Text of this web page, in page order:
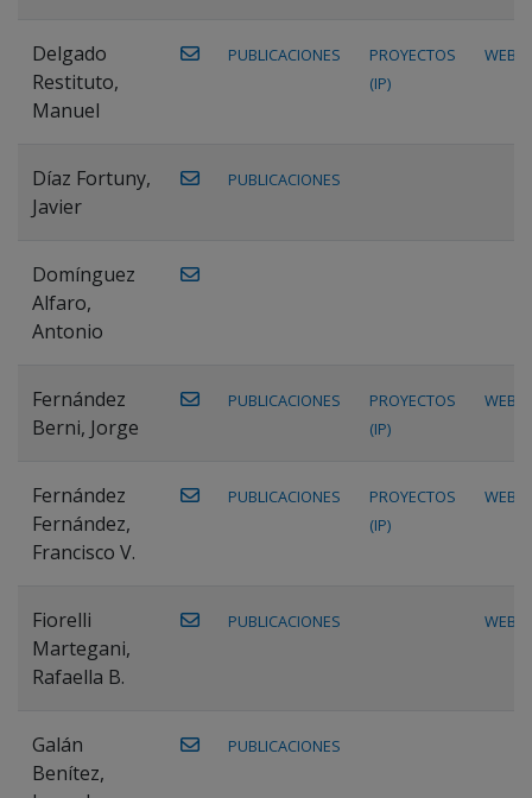
Delgado
Restituto,
Manuel
PUBLICACIONES
PROYECTOS
(IP)
WEB
Díaz Fortuny,
Javier
PUBLICACIONES
Domínguez
Alfaro,
Antonio
Fernández
Berni, Jorge
PUBLICACIONES
PROYECTOS
(IP)
WEB
Fernández
Fernández,
Francisco V.
PUBLICACIONES
PROYECTOS
(IP)
WEB
Fiorelli
Martegani,
Rafaella B.
PUBLICACIONES WEB
Galán
Benítez,
PUBLICACIONES